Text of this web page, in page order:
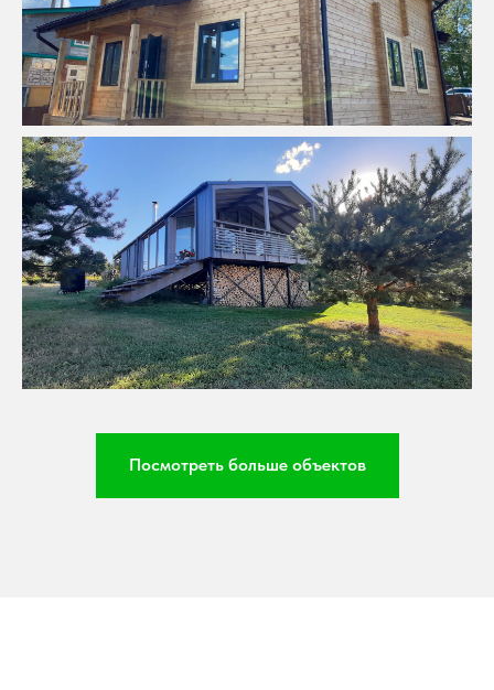
Посмотреть больше объектов